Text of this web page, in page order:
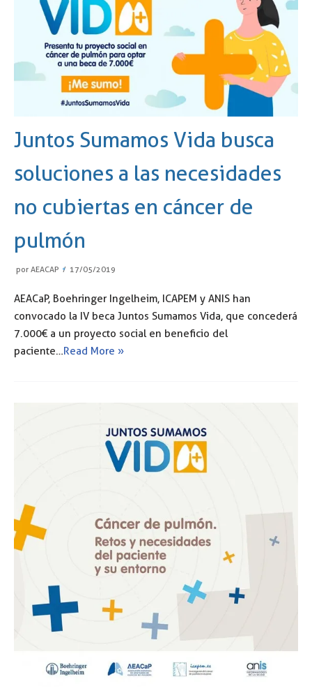
Juntos Sumamos Vida busca
soluciones a las necesidades
no cubiertas en cáncer de
pulmón
por AEACAP 17/05/2019
AEACaP, Boehringer Ingelheim, ICAPEM y ANIS han
convocado la IV beca Juntos Sumamos Vida, que concederá
7.000€ a un proyecto social en beneficio del
paciente…Read More »